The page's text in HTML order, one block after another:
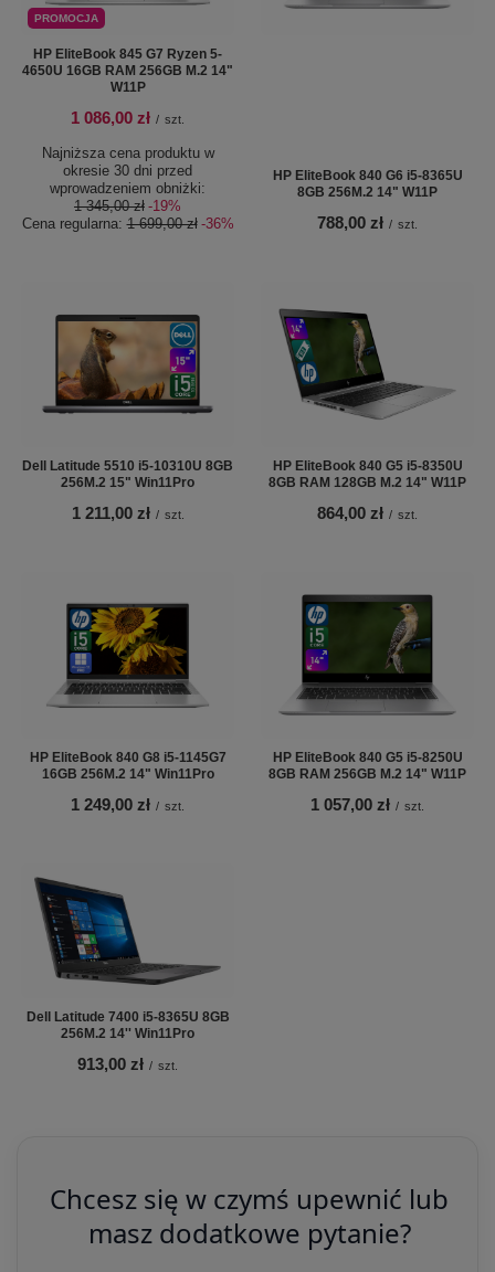
PROMOCJA
HP EliteBook 845 G7 Ryzen 5-
4650U 16GB RAM 256GB M.2 14"
W11P
1 086,00 zł / szt.
Najniższa cena produktu w
okresie 30 dni przed
wprowadzeniem obniżki:
1 345,00 zł -19%
Cena regularna:1 699,00 zł -36%
HP EliteBook 840 G6 i5-8365U
8GB 256M.2 14" W11P
788,00 zł / szt.
Dell Latitude 5510 i5-10310U 8GB
256M.2 15" Win11Pro
1 211,00 zł / szt.
HP EliteBook 840 G5 i5-8350U
8GB RAM 128GB M.2 14" W11P
864,00 zł / szt.
HP EliteBook 840 G8 i5-1145G7
16GB 256M.2 14" Win11Pro
1 249,00 zł / szt.
HP EliteBook 840 G5 i5-8250U
8GB RAM 256GB M.2 14" W11P
1 057,00 zł / szt.
Dell Latitude 7400 i5-8365U 8GB
256M.2 14'' Win11Pro
913,00 zł / szt.
Chcesz się w czymś upewnić lub
masz dodatkowe pytanie?